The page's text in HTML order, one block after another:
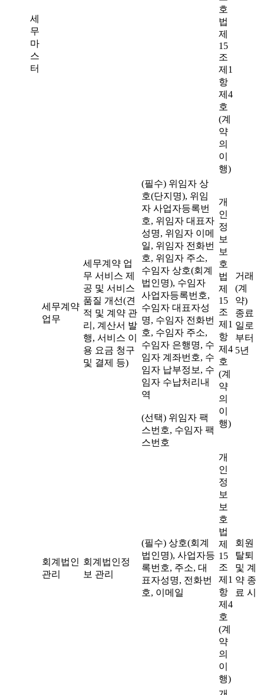
세
무
마
스
터
호
법
제
15
조
제1
항
제4
호
(계
약
의
이
행)
세무계약
업무
세무계약 업
무 서비스 제
공 및 서비스
품질 개선(견
적 및 계약 관
리, 계산서 발
행, 서비스 이
용 요금 청구
및 결제 등)
(필수) 위임자 상
호(단지명), 위임
자 사업자등록번
호, 위임자 대표자
성명, 위임자 이메
일, 위임자 전화번
호, 위임자 주소,
수임자 상호(회계
법인명), 수임자
사업자등록번호,
수임자 대표자성
명, 수임자 전화번
호, 수임자 주소,
수임자 은행명, 수
임자 계좌번호, 수
임자 납부정보, 수
임자 수납처리내
역
(선택) 위임자 팩
스번호, 수임자 팩
스번호
개
인
정
보
보
호
법
제
15
조
제1
항
제4
호
(계
약
의
이
행)
거래
(계
약)
종료
일로
부터
5년
회계법인
관리
회계법인정
보 관리
(필수) 상호(회계
법인명), 사업자등
록번호, 주소, 대
표자성명, 전화번
호, 이메일
개
인
정
보
보
호
법
제
15
조
제1
항
제4
호
(계
약
의
이
행)
회원
탈퇴
및 계
약 종
료 시